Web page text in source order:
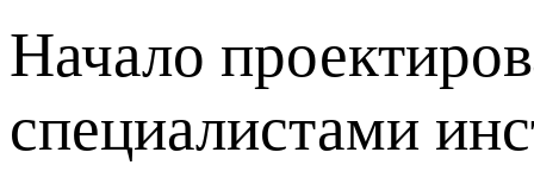
Начало
специалистами